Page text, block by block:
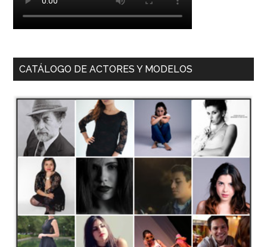
CATÁLOGO DE ACTORES Y MODELOS